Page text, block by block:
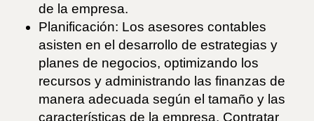
de la empresa.
Planificación: Los asesores contables
asisten en el desarrollo de estrategias y
planes de negocios, optimizando los
recursos y administrando las finanzas de
manera adecuada según el tamaño y las
características de la empresa. Contratar